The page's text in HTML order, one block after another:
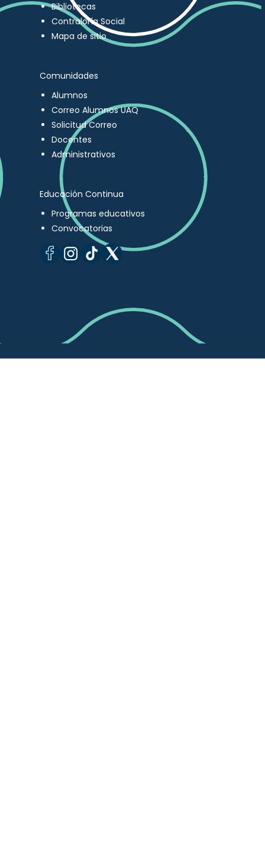
Bibliotecas
Contraloría Social
Mapa de sitio
Comunidades
Alumnos
Correo Alumnos UAQ
Solicitud Correo
Docentes
Administrativos
Educación Continua
Programas educativos
Convocatorias